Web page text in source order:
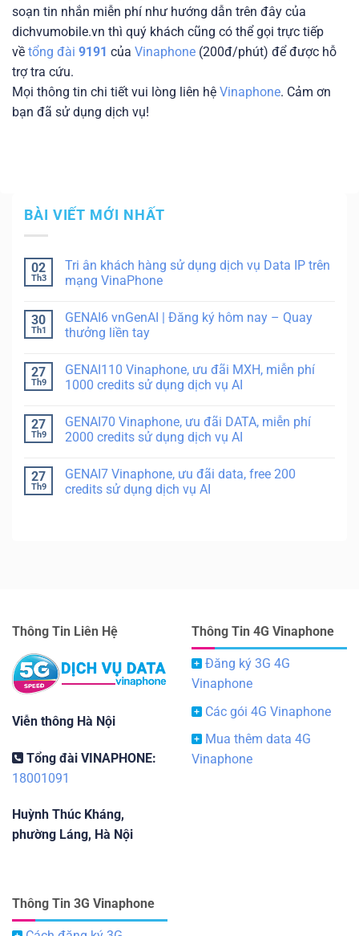
soạn tin nhắn miễn phí như hướng dẫn trên đây của
dichvumobile.vn thì quý khách cũng có thể gọi trực tiếp
về tổng đài 9191 của Vinaphone (200đ/phút) để được hỗ
trợ tra cứu.
Mọi thông tin chi tiết vui lòng liên hệ Vinaphone. Cảm ơn
bạn đã sử dụng dịch vụ!
BÀI VIẾT MỚI NHẤT
02
Th3
Tri ân khách hàng sử dụng dịch vụ Data IP trên
mạng VinaPhone
30
Th1
GENAI6 vnGenAI | Đăng ký hôm nay – Quay
thưởng liền tay
27
Th9
GENAI110 Vinaphone, ưu đãi MXH, miễn phí
1000 credits sử dụng dịch vụ AI
27
Th9
GENAI70 Vinaphone, ưu đãi DATA, miễn phí
2000 credits sử dụng dịch vụ AI
27
Th9
GENAI7 Vinaphone, ưu đãi data, free 200
credits sử dụng dịch vụ AI
Thông Tin Liên Hệ
Viễn thông Hà Nội
Tổng đài VINAPHONE:
18001091
Huỳnh Thúc Kháng,
phường Láng, Hà Nội
Thông Tin 4G Vinaphone
Đăng ký 3G 4G
Vinaphone
Các gói 4G Vinaphone
Mua thêm data 4G
Vinaphone
Thông Tin 3G Vinaphone